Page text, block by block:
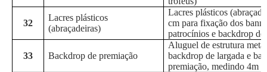
32
Lacres plásticos
(abraçadeiras)
Lacres plásticos
cm para fixação dos
patrocínios e backdrop de
33 Backdrop de premiação
Aluguel de estrutura
backdrop de largada e
premiação, medindo 4m